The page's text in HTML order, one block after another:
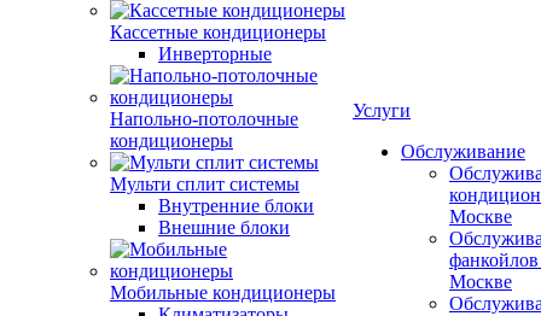
Кассетные кондиционеры
Инверторные
Напольно-потолочные
кондиционеры
Мульти сплит системы
Внутренние блоки
Внешние блоки
Мобильные кондиционеры
Услуги
Обслуживание
Москве
Москве